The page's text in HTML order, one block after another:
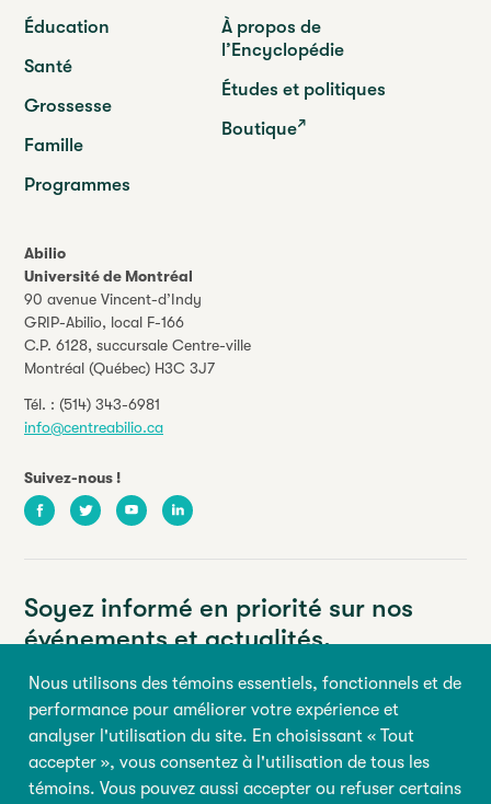
Nous utilisons des témoins essentiels, fonctionnels et de
performance pour améliorer votre expérience et
analyser l'utilisation du site. En choisissant « Tout
accepter », vous consentez à l'utilisation de tous les
témoins. Vous pouvez aussi accepter ou refuser certains
Abilio
Université de Montréal
90 avenue Vincent-d’Indy
GRIP-Abilio, local F-166
C.P. 6128, succursale Centre-ville
Montréal (Québec) H3C 3J7
Tél. : (514) 343-6981
info@centreabilio.ca
Suivez-nous !
FacebookTwitter YoutubeLinkedIn
Éducation
Santé
Grossesse
Famille
Programmes
À propos de
l’Encyclopédie
Études et politiques
Boutique
Soyez informé en priorité sur nos
événements et actualités.
Votre adresse courriel
Prénom Nom